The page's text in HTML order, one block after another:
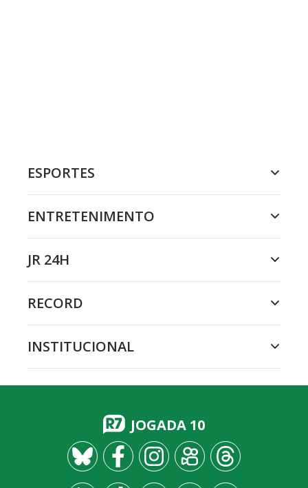
ESPORTES
ENTRETENIMENTO
JR 24H
RECORD
INSTITUCIONAL
JOGADA 10